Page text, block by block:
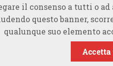
il consenso a tutti o
questo banner,
qualunque suo elemento
Accetta